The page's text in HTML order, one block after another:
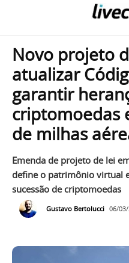
Novo projeto
atualizar
garantir
criptomoedas
de milhas
Emenda de projeto de lei
define o patrimônio virtual
sucessão de criptomoedas
Gustavo Bertolucci 06/